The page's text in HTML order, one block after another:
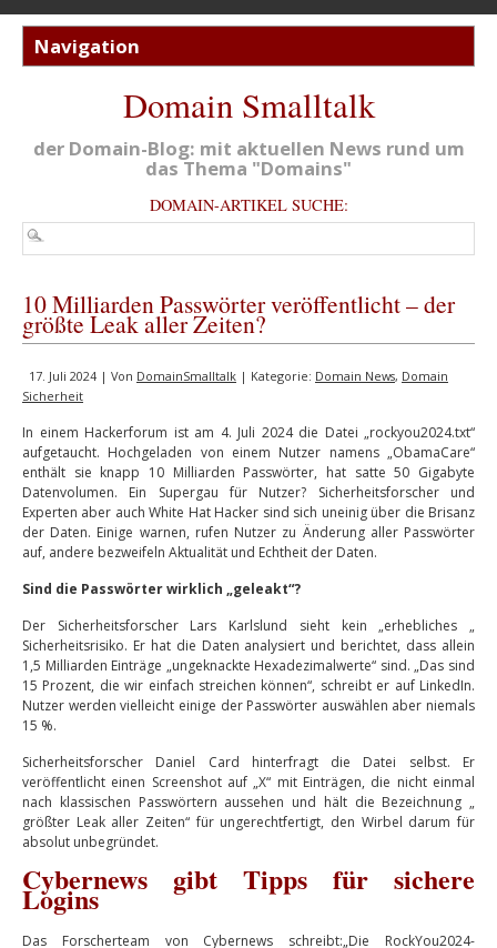
Domain Smalltalk
der Domain-Blog: mit aktuellen News rund um
das Thema "Domains"
DOMAIN-ARTIKEL SUCHE:
10 Milliarden Passwörter veröffentlicht – der
größte Leak aller Zeiten?
17. Juli 2024 | Von DomainSmalltalk | Kategorie: Domain News, Domain
Sicherheit
In einem Hackerforum ist am 4. Juli 2024 die Datei „rockyou2024.txt“
aufgetaucht. Hochgeladen von einem Nutzer namens „ObamaCare“
enthält sie knapp 10 Milliarden Passwörter, hat satte 50 Gigabyte
Datenvolumen. Ein Supergau für Nutzer? Sicherheitsforscher und
Experten aber auch White Hat Hacker sind sich uneinig über die Brisanz
der Daten. Einige warnen, rufen Nutzer zu Änderung aller Passwörter
auf, andere bezweifeln Aktualität und Echtheit der Daten.
Sind die Passwörter wirklich „geleakt“?
Der Sicherheitsforscher Lars Karlslund sieht kein „erhebliches „
Sicherheitsrisiko. Er hat die Daten analysiert und berichtet, dass allein
1,5 Milliarden Einträge „ungeknackte Hexadezimalwerte“ sind. „Das sind
15 Prozent, die wir einfach streichen können“, schreibt er auf LinkedIn.
Nutzer werden vielleicht einige der Passwörter auswählen aber niemals
15 %.
Sicherheitsforscher Daniel Card hinterfragt die Datei selbst. Er
veröffentlicht einen Screenshot auf „X“ mit Einträgen, die nicht einmal
nach klassischen Passwörtern aussehen und hält die Bezeichnung „
größter Leak aller Zeiten“ für ungerechtfertigt, den Wirbel darum für
absolut unbegründet.
Cybernews gibt Tipps für sichere
Logins
Das Forscherteam von Cybernews schreibt:„Die RockYou2024-